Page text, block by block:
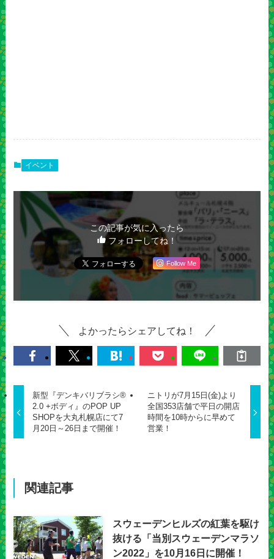
イベント
この記事が気に入ったら
フォローしてね！
Follow Me
よかったらシェアしてね！
新型『デンキバリブラシ®
2.0 +ボディ』のPOP UP
SHOPを大丸札幌店にて7
月20日～26日まで開催！
ニトリが7月15日(金)より
全国353店舗で平日の開店
時間を10時からに早めて
営業！
関連記事
スウェーデンヒルズの紅葉を駆け
抜ける「当別スウェーデンマラソ
ン2022」を10月16日に開催！